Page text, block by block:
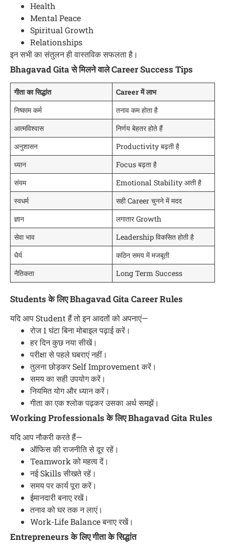
Health
Mental Peace
Spiritual Growth
Relationships
इन सभी का संतुलन ही वास्तविक सफलता है।
Bhagavad Gita से मिलने वाले Career Success Tips
गीता का सिद्धांत
Career में लाभ
निष्काम कर्म
तनाव कम होता है
आत्मविश्वास
निर्णय बेहतर होते हैं
अनुशासन
Productivity बढ़ती है
ध्यान
Focus बढ़ता है
संयम
Emotional Stability आती है
स्वधर्म
सही Career चुनने में मदद
ज्ञान
लगातार Growth
सेवा भाव
Leadership विकसित होती है
धैर्य
कठिन समय में मजबूती
नैतिकता
Long Term Success
Students के लिए Bhagavad Gita Career Rules
यदि आप Student हैं तो इन आदतों को अपनाएं—
रोज 1 घंटा बिना मोबाइल पढ़ाई करें।
हर दिन कुछ नया सीखें।
परीक्षा से पहले घबराएं नहीं।
तुलना छोड़कर Self Improvement करें।
समय का सही उपयोग करें।
नियमित योग और ध्यान करें।
गीता का एक श्लोक पढ़कर उसका अर्थ समझें।
Working Professionals के लिए Bhagavad Gita Rules
यदि आप नौकरी करते हैं—
ऑफिस की राजनीति से दूर रहें।
Teamwork को महत्व दें।
नई Skills सीखते रहें।
समय पर कार्य पूरा करें।
ईमानदारी बनाए रखें।
तनाव को घर तक न लाएं।
Work-Life Balance बनाए रखें।
Entrepreneurs के लिए गीता के सिद्धांत